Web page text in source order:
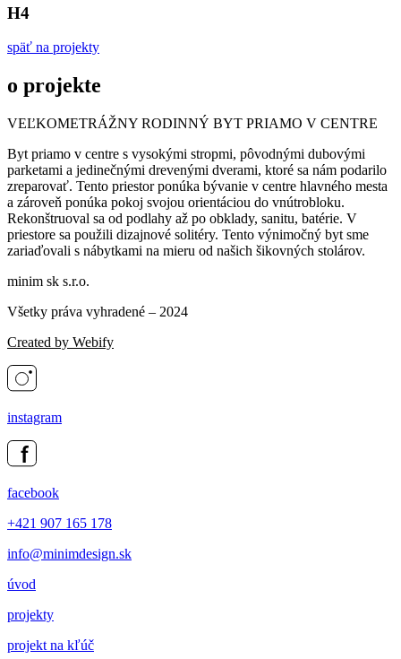
H4
späť na projekty
o projekte
VEĽKOMETRÁŽNY RODINNÝ BYT PRIAMO V CENTRE
Byt priamo v centre s vysokými stropmi, pôvodnými dubovými
parketami a jedinečnými drevenými dverami, ktoré sa nám podarilo
zreparovať. Tento priestor ponúka bývanie v centre hlavného mesta
a zároveň ponúka pokoj svojou orientáciou do vnútrobloku.
Rekonštruoval sa od podlahy až po obklady, sanitu, batérie. V
priestore sa použili dizajnové solitéry. Tento výnimočný byt sme
zariaďovali s nábytkami na mieru od našich šikovných stolárov.
minim sk s.r.o.
Všetky práva vyhradené – 2024
Created by Webify
instagram
facebook
+421 907 165 178
info@minimdesign.sk
úvod
projekty
projekt na kľúč